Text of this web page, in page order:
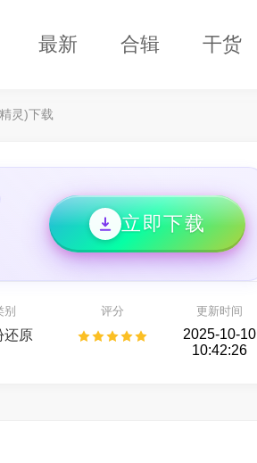
最新 合辑 干货
灵)下载
立即下载
别
还原
评分 更新时间
2025-10-10
10:42:26
益盟操盘手
股票行情